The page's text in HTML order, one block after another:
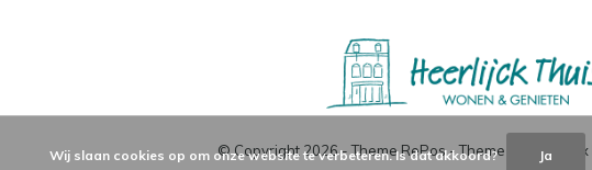
© Copyright2026- Theme RePos - Theme By DMWS x
Wij slaan cookies op om onze website te verbeteren. Is dat akkoord? Ja